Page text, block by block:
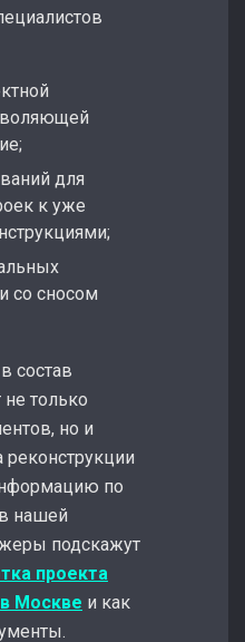
для
к уже
со сносом
состав
только
но и
по
нашей
подскажут
проекта
Москве и как